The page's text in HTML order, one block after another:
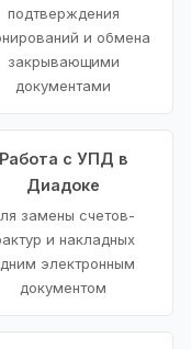
подтверждения
и обмена
закрывающими
документами
Работа с УПД в
Диадоке
замены счетов-
и накладных
электронным
документом